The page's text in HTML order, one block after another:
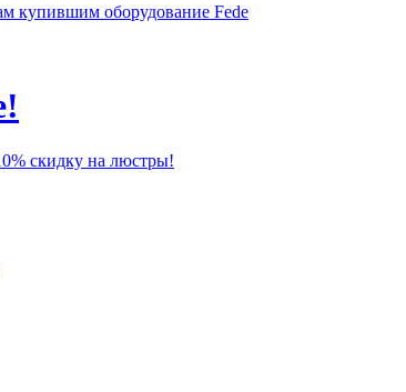
купившим оборудование Fede
скидку на люстры!